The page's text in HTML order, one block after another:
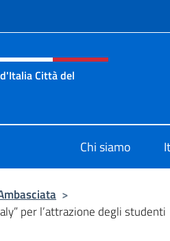
e menù
Città del
Chi siamo
>
per l’attrazione degli studenti